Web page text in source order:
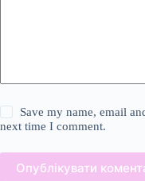
Save my name, email
next time I comment.
Опублікувати